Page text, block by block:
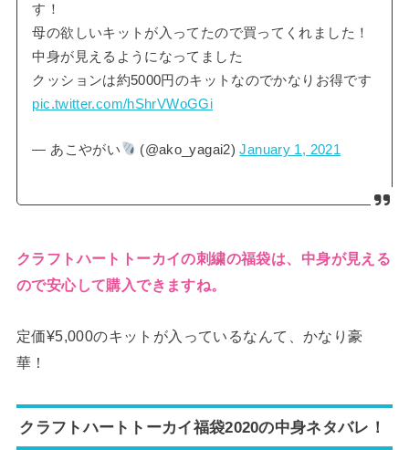
す！
母の欲しいキットが入ってたので買ってくれました！
中身が見えるようになってました
クッションは約5000円のキットなのでかなりお得です
pic.twitter.com/hShrVWoGGi
— あこやがい (@ako_yagai2)January 1, 2021
クラフトハートトーカイの刺繍の福袋は、中身が見える
ので安心して購入できますね。
定価¥5,000のキットが入っているなんて、かなり豪
華！
クラフトハートトーカイ福袋2020の中身ネタバレ！